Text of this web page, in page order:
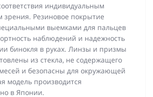
индивидуальным
зрения. Резиновое покрытие
выемками для пальцев
наблюдений и надежность
бинокля в руках. Линзы и призмы
из стекла, не содержащего
и безопасны для окружающей
модель производится
в Японии.